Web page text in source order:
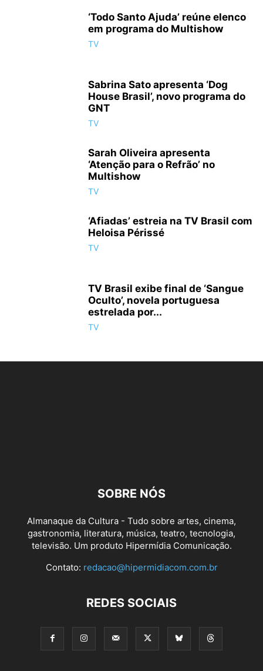
‘Todo Santo Ajuda’ reúne elenco
em programa do Multishow
TV
Sabrina Sato apresenta ‘Dog
House Brasil’, novo programa do
GNT
TV
Sarah Oliveira apresenta
‘Atenção para o Refrão’ no
Multishow
TV
‘Afiadas’ estreia na TV Brasil com
Heloisa Périssé
TV
TV Brasil exibe final de ‘Sangue
Oculto’, novela portuguesa
estrelada por...
TV
SOBRE NÓS
Almanaque da Cultura - Tudo sobre artes, cinema,
gastronomia, literatura, música, teatro, tecnologia,
televisão. Um produto Hipermídia Comunicação.
Contato: redacao@hipermidiacom.com.br
REDES SOCIAIS